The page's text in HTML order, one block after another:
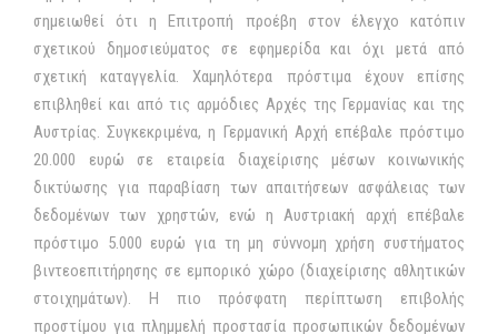
σημειωθεί ότι η Επιτροπή προέβη στον έλεγχο κατόπιν
σχετικού δημοσιεύματος σε εφημερίδα και όχι μετά από
σχετική καταγγελία. Χαμηλότερα πρόστιμα έχουν επίσης
επιβληθεί και από τις αρμόδιες Αρχές της Γερμανίας και της
Αυστρίας. Συγκεκριμένα, η Γερμανική Αρχή επέβαλε πρόστιμο
20.000 ευρώ σε εταιρεία διαχείρισης μέσων κοινωνικής
δικτύωσης για παραβίαση των απαιτήσεων ασφάλειας των
δεδομένων των χρηστών, ενώ η Αυστριακή αρχή επέβαλε
πρόστιμο 5.000 ευρώ για τη μη σύννομη χρήση συστήματος
βιντεοεπιτήρησης σε εμπορικό χώρο (διαχείρισης αθλητικών
στοιχημάτων). Η πιο πρόσφατη περίπτωση επιβολής
προστίμου για πλημμελή προστασία προσωπικών δεδομένων